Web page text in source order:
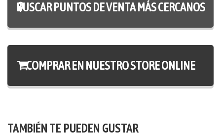
BUSCAR PUNTOS DE VENTA MÁS CERCANOS
COMPRAR EN NUESTRO STORE ONLINE
TAMBIÉN TE PUEDEN GUSTAR